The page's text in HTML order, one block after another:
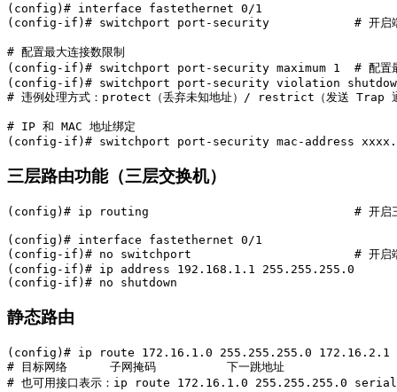
(config)# interface fastethernet 0/1
(config-if)# switchport port-security            # 开启端
# 配置最大连接数限制
(config-if)# switchport port-security maximum 1  # 配置最
(config-if)# switchport port-security violation
# 违例处理方式：protect（丢弃未知地址）/ restrict（发送 Trap
# IP 和 MAC 地址绑定
(config-if)# switchport port-security mac-address
三层路由功能（三层交换机）
(config)# ip routing                             # 开启三层
(config)# interface fastethernet 0/1
(config-if)# no switchport                       # 开启端口
(config-if)# ip address 192.168.1.1 255.255.255.0
(config-if)# no shutdown
静态路由
(config)# ip route 172.16.1.0 255.255.255.0 172.16.2.1
# 目标网络      子网掩码          下一跳地址
# 也可用接口表示：ip route 172.16.1.0 255.255.255.0